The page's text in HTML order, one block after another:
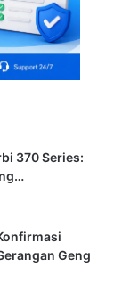
370 Series:
Geng